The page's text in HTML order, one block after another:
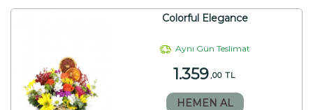
Colorful Elegance
Aynı Gün Teslimat
1.359,00 TL
HEMEN AL